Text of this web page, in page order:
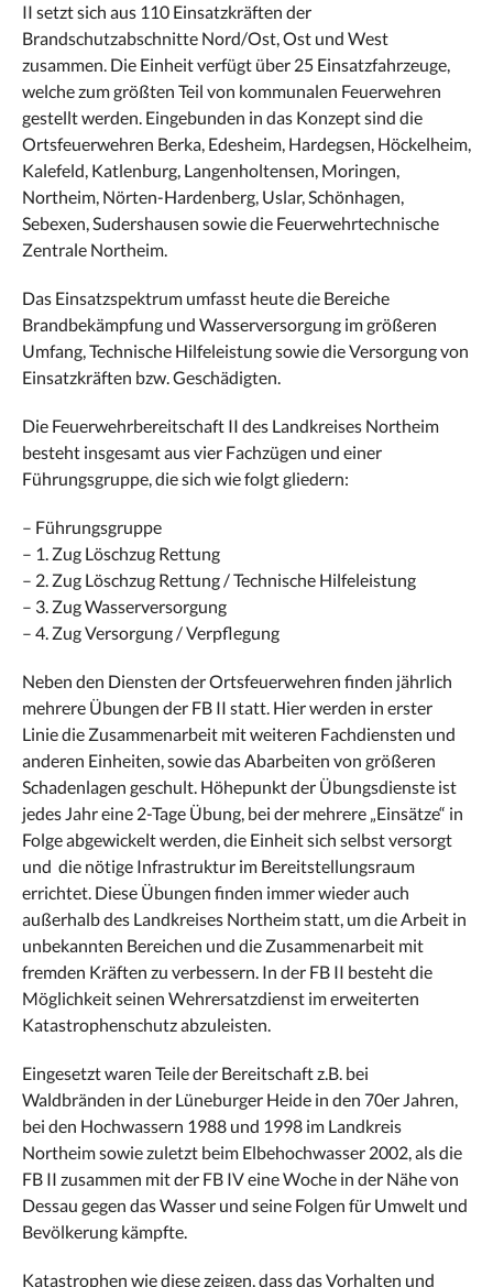
II setzt sich aus 110 Einsatzkräften der
Brandschutzabschnitte Nord/Ost, Ost und West
zusammen. Die Einheit verfügt über 25 Einsatzfahrzeuge,
welche zum größten Teil von kommunalen Feuerwehren
gestellt werden. Eingebunden in das Konzept sind die
Ortsfeuerwehren Berka, Edesheim, Hardegsen, Höckelheim,
Kalefeld, Katlenburg, Langenholtensen, Moringen,
Northeim, Nörten-Hardenberg, Uslar, Schönhagen,
Sebexen, Sudershausen sowie die Feuerwehrtechnische
Zentrale Northeim.
Das Einsatzspektrum umfasst heute die Bereiche
Brandbekämpfung und Wasserversorgung im größeren
Umfang, Technische Hilfeleistung sowie die Versorgung von
Einsatzkräften bzw. Geschädigten.
Die Feuerwehrbereitschaft II des Landkreises Northeim
besteht insgesamt aus vier Fachzügen und einer
Führungsgruppe, die sich wie folgt gliedern:
– Führungsgruppe
– 1. Zug Löschzug Rettung
– 2. Zug Löschzug Rettung / Technische Hilfeleistung
– 3. Zug Wasserversorgung
– 4. Zug Versorgung / Verpflegung
Neben den Diensten der Ortsfeuerwehren finden jährlich
mehrere Übungen der FB II statt. Hier werden in erster
Linie die Zusammenarbeit mit weiteren Fachdiensten und
anderen Einheiten, sowie das Abarbeiten von größeren
Schadenlagen geschult. Höhepunkt der Übungsdienste ist
jedes Jahr eine 2-Tage Übung, bei der mehrere „Einsätze“ in
Folge abgewickelt werden, die Einheit sich selbst versorgt
und die nötige Infrastruktur im Bereitstellungsraum
errichtet. Diese Übungen finden immer wieder auch
außerhalb des Landkreises Northeim statt, um die Arbeit in
unbekannten Bereichen und die Zusammenarbeit mit
fremden Kräften zu verbessern. In der FB II besteht die
Möglichkeit seinen Wehrersatzdienst im erweiterten
Katastrophenschutz abzuleisten.
Eingesetzt waren Teile der Bereitschaft z.B. bei
Waldbränden in der Lüneburger Heide in den 70er Jahren,
bei den Hochwassern 1988 und 1998 im Landkreis
Northeim sowie zuletzt beim Elbehochwasser 2002, als die
FB II zusammen mit der FB IV eine Woche in der Nähe von
Dessau gegen das Wasser und seine Folgen für Umwelt und
Bevölkerung kämpfte.
Katastrophen wie diese zeigen, dass das Vorhalten und